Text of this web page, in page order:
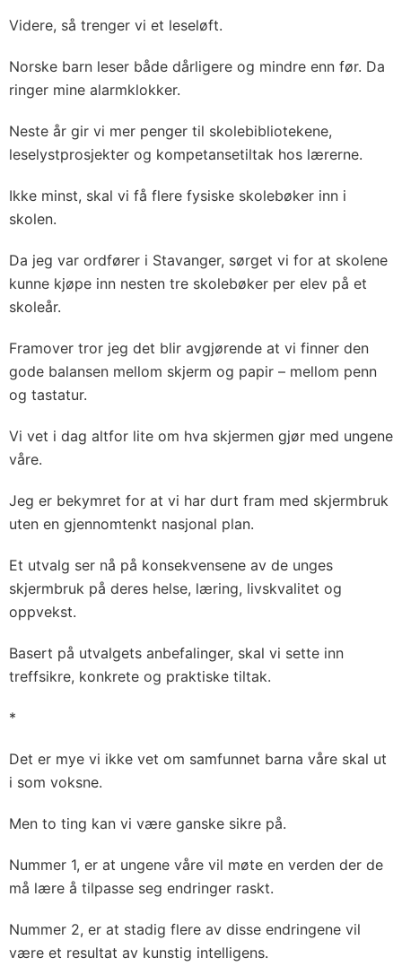
Videre, så trenger vi et leseløft.
Norske barn leser både dårligere og mindre enn før. Da
ringer mine alarmklokker.
Neste år gir vi mer penger til skolebibliotekene,
leselystprosjekter og kompetansetiltak hos lærerne.
Ikke minst, skal vi få flere fysiske skolebøker inn i
skolen.
Da jeg var ordfører i Stavanger, sørget vi for at skolene
kunne kjøpe inn nesten tre skolebøker per elev på et
skoleår.
Framover tror jeg det blir avgjørende at vi finner den
gode balansen mellom skjerm og papir – mellom penn
og tastatur.
Vi vet i dag altfor lite om hva skjermen gjør med ungene
våre.
Jeg er bekymret for at vi har durt fram med skjermbruk
uten en gjennomtenkt nasjonal plan.
Et utvalg ser nå på konsekvensene av de unges
skjermbruk på deres helse, læring, livskvalitet og
oppvekst.
Basert på utvalgets anbefalinger, skal vi sette inn
treffsikre, konkrete og praktiske tiltak.
*
Det er mye vi ikke vet om samfunnet barna våre skal ut
i som voksne.
Men to ting kan vi være ganske sikre på.
Nummer 1, er at ungene våre vil møte en verden der de
må lære å tilpasse seg endringer raskt.
Nummer 2, er at stadig flere av disse endringene vil
være et resultat av kunstig intelligens.